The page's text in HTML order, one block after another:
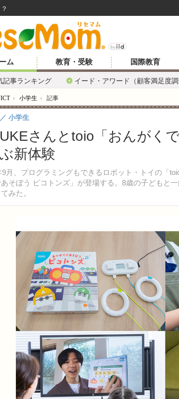
ム
記事ランキング イード・アワード（顧客満足度調
教育・受験 国際教育
› 小学生 › 記事
さんとtoio「おんがく
新体験
月、プログラミングもできるロボット・トイの「
そぼう ピコトンズ」が登場する。8歳の子どもと
みた。
小学生